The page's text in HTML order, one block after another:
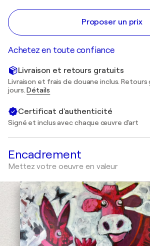
Proposer un prix
Achetez en toute confiance
Livraison et retours gratuits
Livraison et frais de douane inclus.
jours.Détails
Certificat d'authenticité
Signé et inclus avec chaque œuvre d'art
Encadrement
Mettez votre oeuvre en valeur